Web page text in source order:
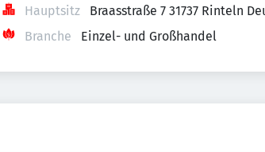
Hauptsitz
Braasstraße 7 31737 Rinteln
Branche
Einzel- und Großhandel